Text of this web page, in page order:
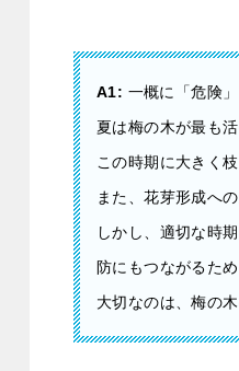
A1: 一概に「危険
夏は梅の木が最も
この時期に大きく
また、花芽形成へ
しかし、適切な時
防にもつながるた
大切なのは、梅の